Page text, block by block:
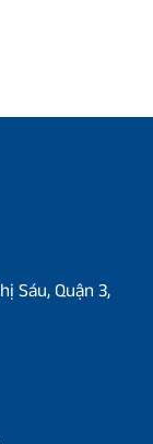
Sáu, Quận 3,